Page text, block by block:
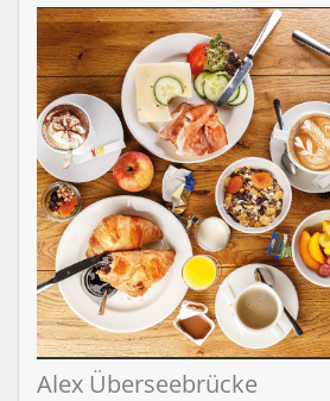
Alex Überseebrücke